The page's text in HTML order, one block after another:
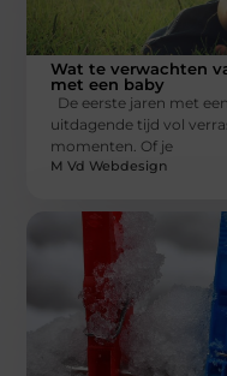
Wat te verwachten
met een baby
De eerste jaren met
uitdagende tijd vol
momenten. Of je
M Vd Webdesign